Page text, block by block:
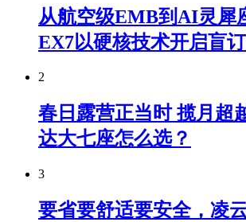
从航空级EMB到AI灵犀
EX7以硬核技术开启盲订
2
春日露营正当时 揽月超
达大七座怎么选？
3
要省要舒适要安全，凌